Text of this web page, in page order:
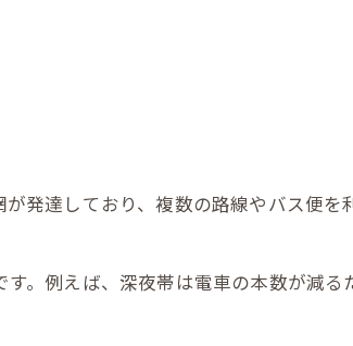
発達しており、複数の路線やバス便を
。例えば、深夜帯は電車の本数が減る